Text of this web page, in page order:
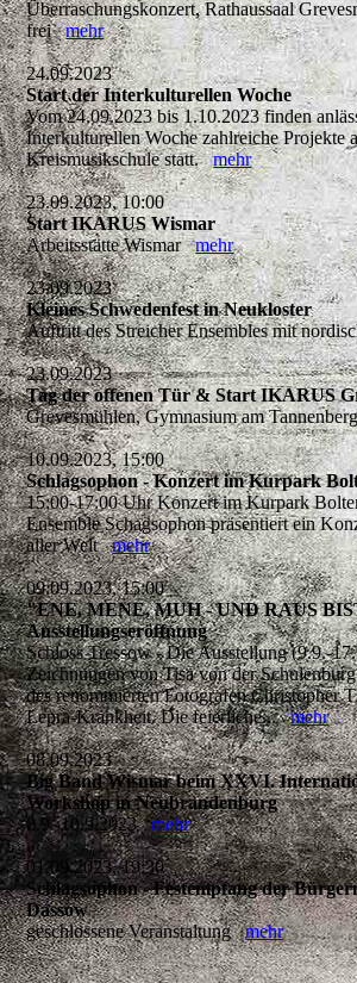
Überraschungskonzert, Rathaussaal
freimehr
24.09.2023
Start der Interkulturellen Woche
Vom 24.09.2023 bis 1.10.2023 finden
Interkulturellen Woche zahlreiche Projekte
Kreismusikschule statt.mehr
23.09.2023, 10:00
Start IKARUS Wismar
Arbeitsstätte Wismarmehr
23.09.2023
Kleines Schwedenfest in Neukloster
Auftritt des Streicher Ensembles mit
23.09.2023
Tag der offenen Tür & Start IKARUS
Grevesmühlen, Gymnasium am
10.09.2023, 15:00
Schlagsophon - Konzert im Kurpark
15:00-17:00 Uhr Konzert im Kurpark
Ensemble Schagsophon präsentiert ein
aller Weltmehr
09.09.2023, 15:00
"ENE, MENE, MUH - UND RAUS
Ausstellungseröffnung
Schloss Tressow - Die Ausstellung (9.9.-
Zeichnungen von Tisa von der
des renommierten Fotografen Christopher
Lepra-Krankheit. Die feierliche...mehr
08.09.2023
Big Band Wismar beim XXVI.
Workshop in Neubrandenburg
8.9.-10.9.2023mehr
01.09.2023, 19:30
Schlagsophon - Festempfang der
Dassow
geschlossene Veranstaltungmehr